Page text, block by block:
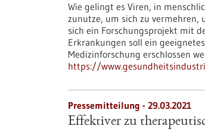
Wie gelingt es Viren, in
zunutze, um sich zu vermehren,
sich ein Forschungsprojekt mit
Erkrankungen soll ein
Medizinforschung erschlossen
https://
Pressemitteilung - 29.03.2021
Effektiver zu